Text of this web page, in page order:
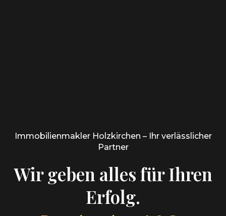
Immobilienmakler Holzkirchen – Ihr verlässlicher
Partner
Wir geben alles für Ihren
Erfolg.